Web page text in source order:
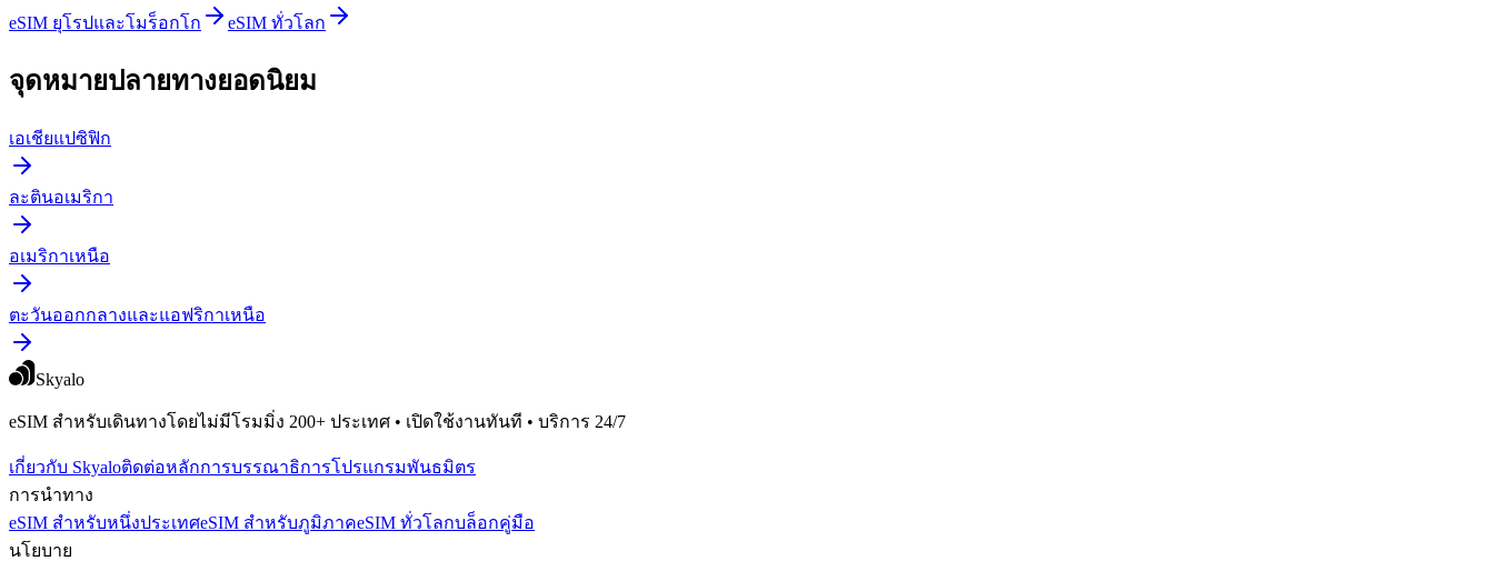
eSIM ยุโรปและโมร็อกโก eSIM ทั่วโลก
จุดหมายปลายทางยอดนิยม
เอเชียแปซิฟิก
ละตินอเมริกา
อเมริกาเหนือ
ตะวันออกกลางและแอฟริกาเหนือ
Skyalo
eSIM สำหรับเดินทางโดยไม่มีโรมมิ่ง 200+ ประเทศ • เปิดใช้งานทันที • บริการ 24/7
เกี่ยวกับ Skyaloติดต่อหลักการบรรณาธิการโปรแกรมพันธมิตร
การนำทาง
eSIM สำหรับหนึ่งประเทศeSIM สำหรับภูมิภาคeSIM ทั่วโลกบล็อกคู่มือ
นโยบาย